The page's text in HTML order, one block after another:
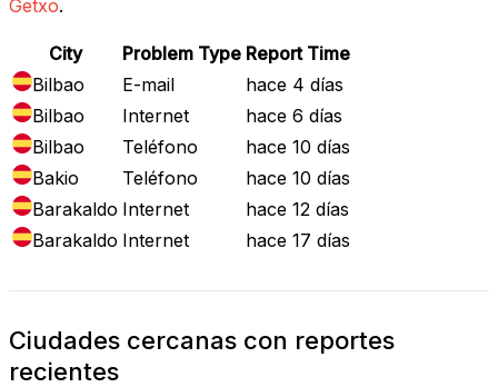
Getxo.
City Problem Type Report Time
Bilbao
E-mail
hace 4 días
Bilbao
Internet
hace 6 días
Bilbao
Teléfono
hace 10 días
Bakio
Teléfono
hace 10 días
Barakaldo Internet
hace 12 días
Barakaldo Internet hace 17 días
Ciudades cercanas con reportes
recientes